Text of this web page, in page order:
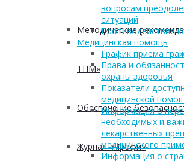
Методические
ТПМ»
Обеспечение
Журнал «Профи»
вопросам
ситуаций
Противодействие
Медицинская помощь
График приема
Права и
охраны здоровья
Показатели
медицинской
Информация о
необходимых и
лекарственных
медицинского
Информация о